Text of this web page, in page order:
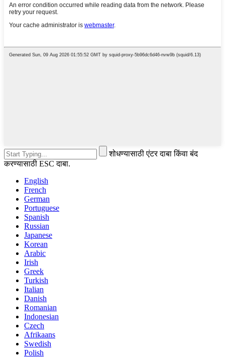
शोधण्यासाठी एंटर दाबा किंवा बंद
करण्यासाठी ESC दाबा.
English
French
German
Portuguese
Spanish
Russian
Japanese
Korean
Arabic
Irish
Greek
Turkish
Italian
Danish
Romanian
Indonesian
Czech
Afrikaans
Swedish
Polish